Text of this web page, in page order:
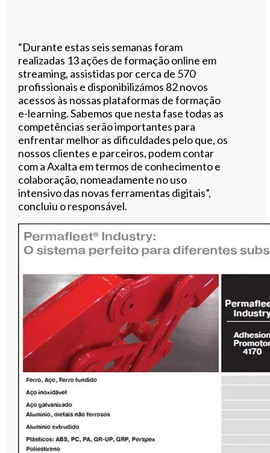
“Durante estas seis semanas foram
realizadas 13 ações de formação online em
streaming, assistidas por cerca de 570
profissionais e disponibilizámos 82 novos
acessos às nossas plataformas de formação
e-learning. Sabemos que nesta fase todas as
competências serão importantes para
enfrentar melhor as dificuldades pelo que, os
nossos clientes e parceiros, podem contar
com a Axalta em termos de conhecimento e
colaboração, nomeadamente no uso
intensivo das novas ferramentas digitais”,
concluiu o responsável.